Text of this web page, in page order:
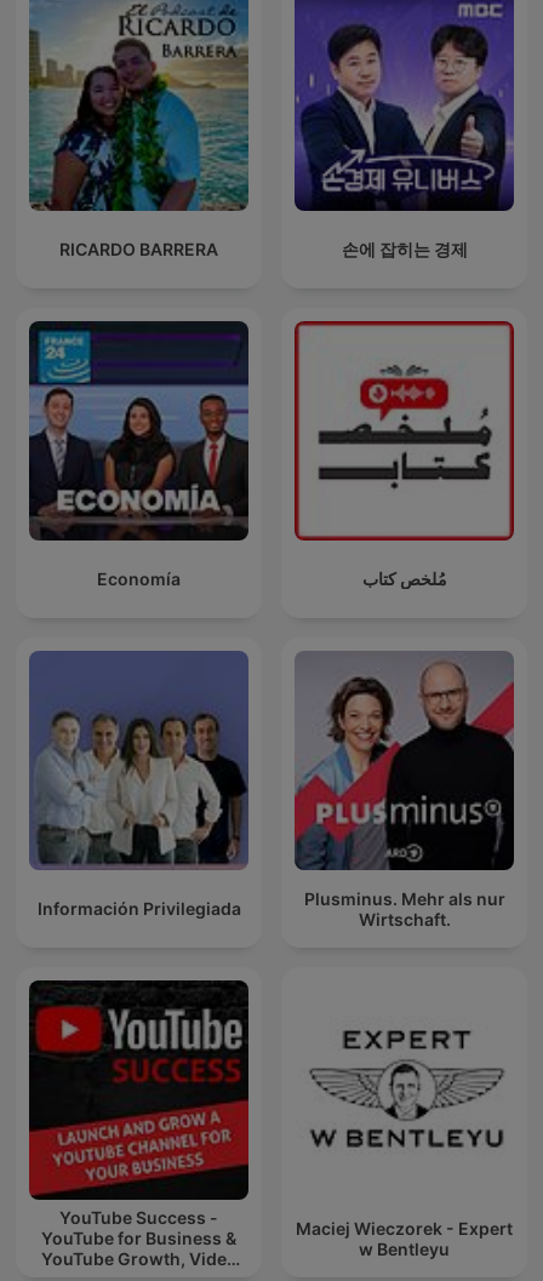
RICARDO BARRERA 손에 잡히는 경제
Economía مُلخص كتاب
Información Privilegiada
Plusminus. Mehr als nur
Wirtschaft.
YouTube Success -
YouTube for Business &
YouTube Growth, Video
Maciej Wieczorek - Expert
w Bentleyu